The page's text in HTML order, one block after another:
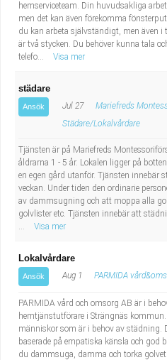
hemserviceteam. Din huvudsakliga
men det kan även förekomma
du kan arbeta självständigt, men även
är två stycken. Du behöver kunna tala
telefo...
Visa mer
städare
Ansök Jul 27
Mariefreds
Städare/Lokalvårdare
Tjänsten är på Mariefreds
åldrarna 1 - 5 år. Lokalen ligger på
en egen gård utanför. Tjänsten innebär
veckan. Under tiden den ordinarie
av dammsugning och att moppa alla
golvlister etc. Tjänsten innebär att
...
Visa mer
Lokalvårdare
Ansök Aug 1 PARMIDA
PARMIDA vård och omsorg AB är i
hemtjänstutförare i Strängnäs
människor som är i behov av städning.
baserade på empatiska känsla och god
du dammsuga, damma och torka